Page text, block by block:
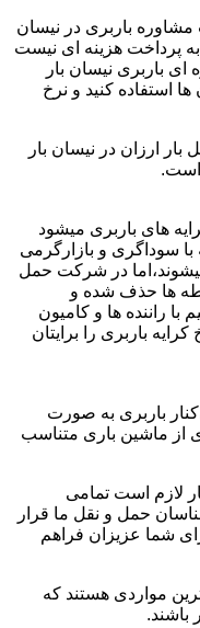
باربری در نیسان
به پرداخت هزینه ای نیست
ای باربری نیسان بار
استفاده کنید و نرخ
ارزان در نیسان بار
است.
های باربری میشود
سوداگری و بازارگرمی
در شرکت حمل
ها حذف شده و
راننده ها و کامیون
کرایه باربری را برایتان
باربری به صورت
از ماشین باری متناسب
لازم است تمامی
حمل و نقل ما قرار
شما عزیزان فراهم
مواردی هستند که
باشند.